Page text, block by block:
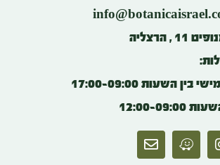
11 , הרצליה
השעות 17:00-09:00
09:00